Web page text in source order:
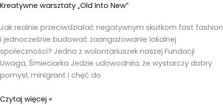
Kreatywne warsztaty „Old Into New”
Jak realnie przeciwdziałać negatywnym skutkom fast fashion
i jednocześnie budować zaangażowanie lokalnej
społeczności? Jedna z wolontariuszek naszej Fundacji
Uwaga, Śmieciarka Jedzie udowodniła, że wystarczy dobry
pomysł, minigrant i chęć do
Czytaj więcej »